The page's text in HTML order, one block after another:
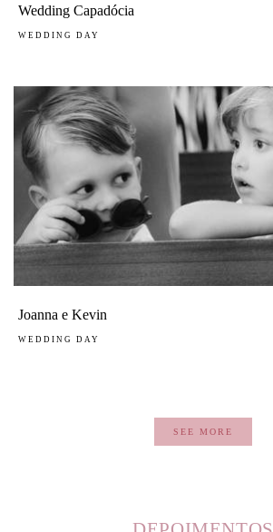
Wedding Capadócia
WEDDING DAY
Joanna e Kevin
WEDDING DAY
SEE MORE